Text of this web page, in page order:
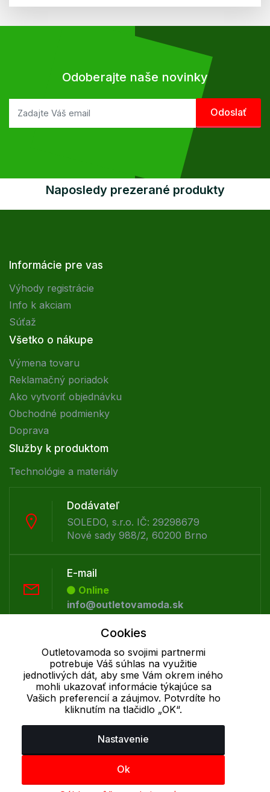
Odoberajte naše novinky
Naposledy prezerané produkty
Informácie pre vas
Výhody registrácie
Info k akciam
Súťaž
Všetko o nákupe
Výmena tovaru
Reklamačný poriadok
Ako vytvoriť objednávku
Obchodné podmienky
Doprava
Služby k produktom
Technológie a materiály
Dodávateľ
SOLEDO, s.r.o. IČ: 29298679
Nové sady 988/2, 60200 Brno
E-mail
Online
info@outletovamoda.sk
Offline
+421 277 270 055
Cookie - podrobné nastavenie |Ďalšie informácie
osobných údajov
Cookies
Outletovamoda so svojimi partnermi
potrebuje Váš súhlas na využitie
jednotlivých dát, aby sme Vám okrem iného
mohli ukazovať informácie týkajúce sa
Vašich preferencií a záujmov. Potvrdíte ho
kliknutím na tlačidlo „OK“.
Nastavenie
Ok